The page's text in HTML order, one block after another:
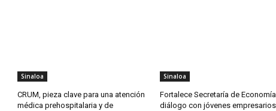
Sinaloa
CRUM, pieza clave para una atención
médica prehospitalaria y de
Sinaloa
Fortalece Secretaría de Economía
diálogo con jóvenes empresarios